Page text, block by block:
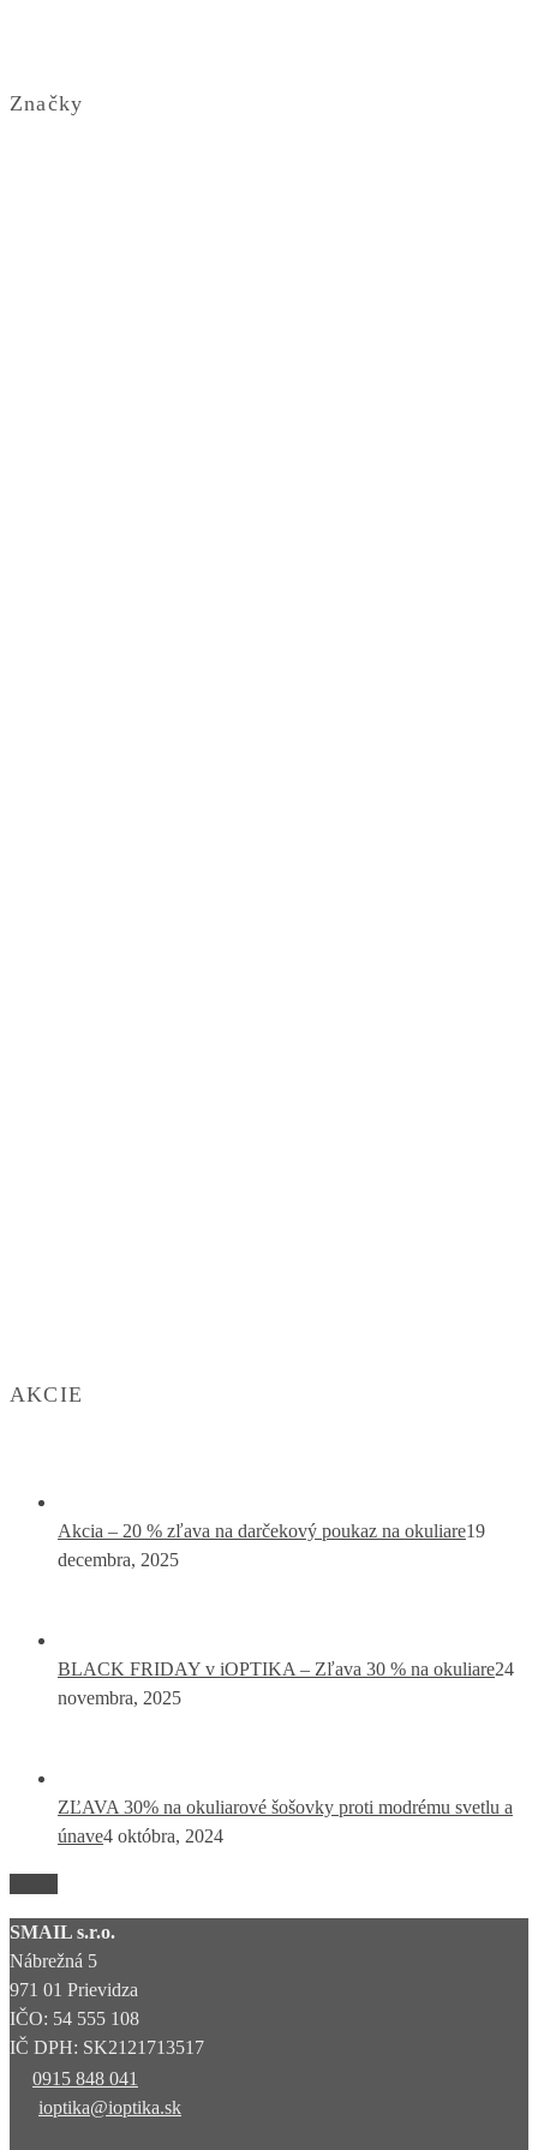
Značky
AKCIE
Akcia – 20 % zľava na darčekový poukaz na okuliare19
decembra, 2025
BLACK FRIDAY v iOPTIKA – Zľava 30 % na okuliare24
novembra, 2025
ZĽAVA 30% na okuliarové šošovky proti modrému svetlu a
únave4 októbra, 2024
SMAIL s.r.o.
Nábrežná 5
971 01 Prievidza
IČO: 54 555 108
IČ DPH: SK2121713517
0915 848 041
ioptika@ioptika.sk